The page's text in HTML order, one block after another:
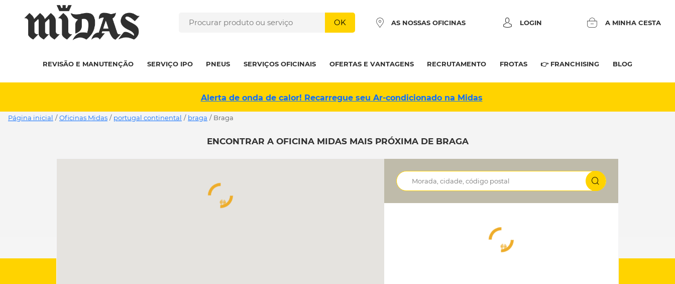
OK AS NOSSAS OFICINAS LOGIN A MINHA CESTA
REVISÃO E MANUTENÇÃO SERVIÇO IPO PNEUS SERVIÇOS OFICINAIS OFERTAS E VANTAGENS RECRUTAMENTO FROTAS 👉 FRANCHISING BLOG
Alerta de onda de calor! Recarregue seu Ar-condicionado na Midas
Página inicial / Oficinas Midas / portugal continental / braga / braga
ENCONTRAR A OFICINA MIDAS MAIS PRÓXIMA DE BRAGA